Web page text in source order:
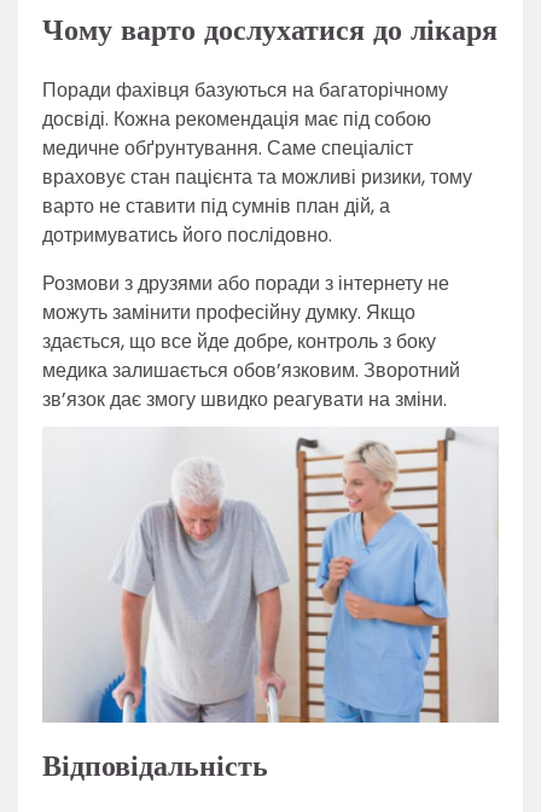
Чому варто дослухатися до лікаря
Поради фахівця базуються на багаторічному
досвіді. Кожна рекомендація має під собою
медичне обґрунтування. Саме спеціаліст
враховує стан пацієнта та можливі ризики, тому
варто не ставити під сумнів план дій, а
дотримуватись його послідовно.
Розмови з друзями або поради з інтернету не
можуть замінити професійну думку. Якщо
здається, що все йде добре, контроль з боку
медика залишається обов’язковим. Зворотний
зв’язок дає змогу швидко реагувати на зміни.
Відповідальність